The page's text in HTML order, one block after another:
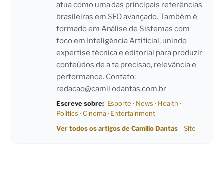
atua como uma das principais referências
brasileiras em SEO avançado. Também é
formado em Análise de Sistemas com
foco em Inteligência Artificial, unindo
expertise técnica e editorial para produzir
conteúdos de alta precisão, relevância e
performance. Contato:
redacao@camillodantas.com.br
Escreve sobre: Esporte · News · Health ·
Politics · Cinema· Entertainment
Ver todos os artigos de Camillo Dantas
Site